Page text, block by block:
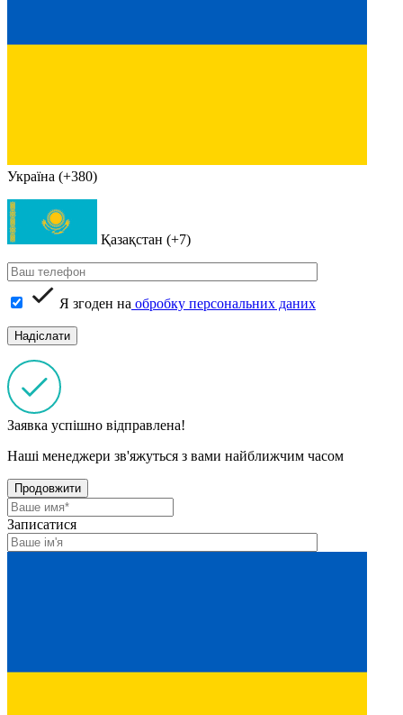
Україна (+380)
Қазақстан (+7)
Я згоден на обробку персональних даних
Заявка успішно відправлена!
Наші менеджери зв'яжуться з вами найближчим часом
Продовжити
Записатися